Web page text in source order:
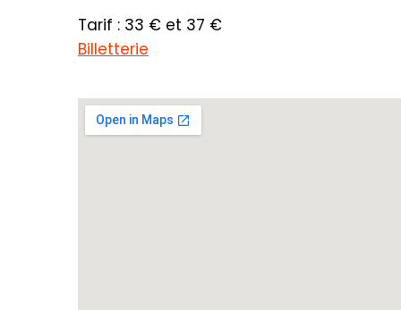
Tarif : 33 € et 37 €
Billetterie